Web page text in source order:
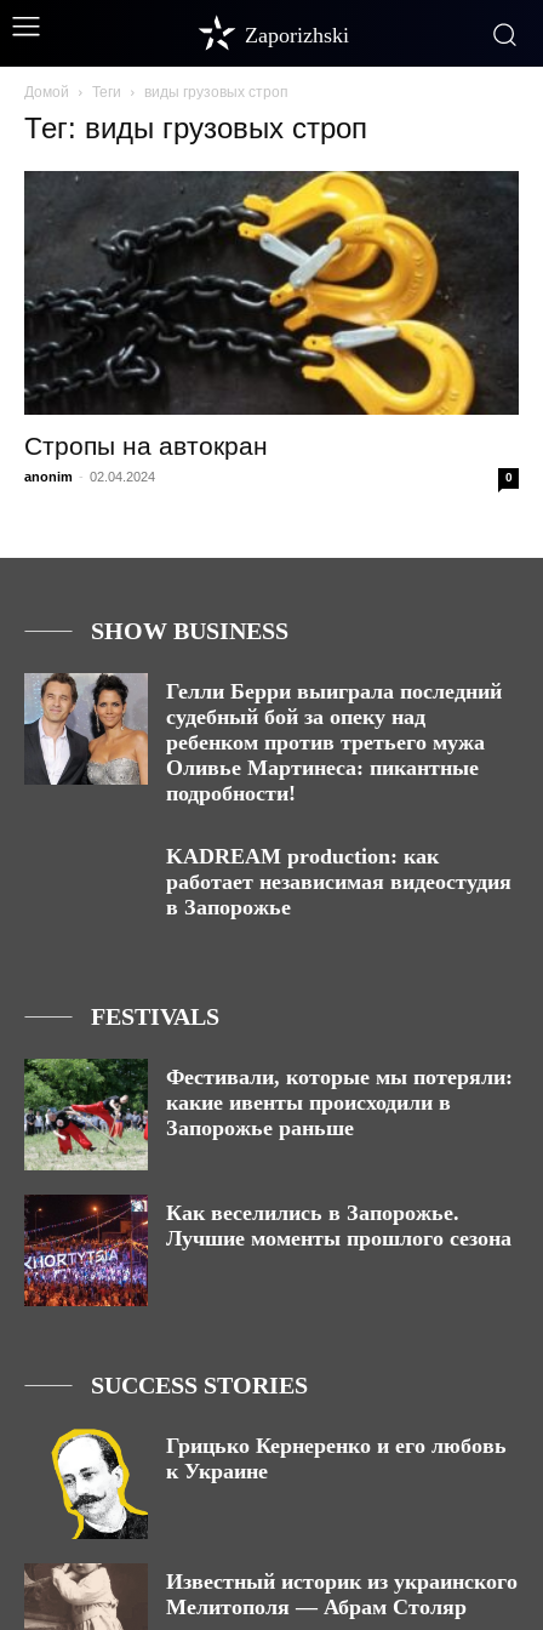
Zaporizhski
Домой Теги виды грузовых строп
Тег: виды грузовых строп
Стропы на автокран
anonim - 02.04.2024 0
SHOW BUSINESS
Гелли Берри выиграла последний
судебный бой за опеку над
ребенком против третьего мужа
Оливье Мартинеса: пикантные
подробности!
KADREAM production: как
работает независимая видеостудия
в Запорожье
FESTIVALS
Фестивали, которые мы потеряли:
какие ивенты происходили в
Запорожье раньше
Как веселились в Запорожье.
Лучшие моменты прошлого сезона
SUCCESS STORIES
Грицько Кернеренко и его любовь
к Украине
Известный историк из украинского
Мелитополя — Абрам Столяр